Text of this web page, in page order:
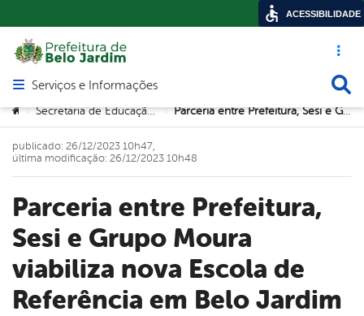
Acesso
Abrir menu principal de navegação
Serviços e Informações
Você está aqui:
> Secretaria de Educação e Tecnologia > Parceria entre Prefeitura, Sesi e Grupo Moura viabiliza nova Escola de Referência em Belo Jardim
Parceria entre Prefeitura,
Sesi e Grupo Moura
viabiliza nova Escola de
Referência em Belo Jardim
publicado: 26/12/2023 10h47,
última modificação: 26/12/2023 10h48
ACESSIBILIDADE